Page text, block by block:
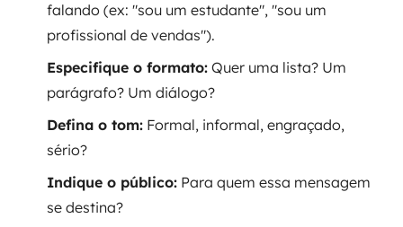
falando (ex: "sou um estudante", "sou um
profissional de vendas").
Especifique o formato: Quer uma lista? Um
parágrafo? Um diálogo?
Defina o tom: Formal, informal, engraçado,
sério?
Indique o público: Para quem essa mensagem
se destina?